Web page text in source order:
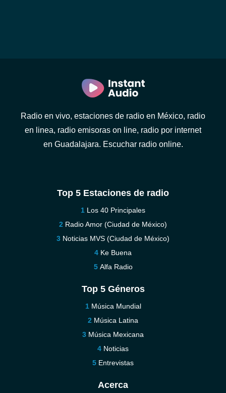
Radio en vivo, estaciones de radio en México, radio
en linea, radio emisoras on line, radio por internet
en Guadalajara. Escuchar radio online.
Top 5 Estaciones de radio
Los 40 Principales
Radio Amor (Ciudad de México)
Noticias MVS (Ciudad de México)
Ke Buena
Alfa Radio
Top 5 Géneros
Música Mundial
Música Latina
Música Mexicana
Noticias
Entrevistas
Acerca